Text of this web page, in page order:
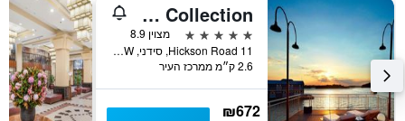
Pier One Sydney Harbour Autograph Collection
5 כוכבים
מצוין 8.9
11 Hickson Road, סידני, NSW, אוסטרליה
2.6 ק״מ ממרכז העיר
₪672